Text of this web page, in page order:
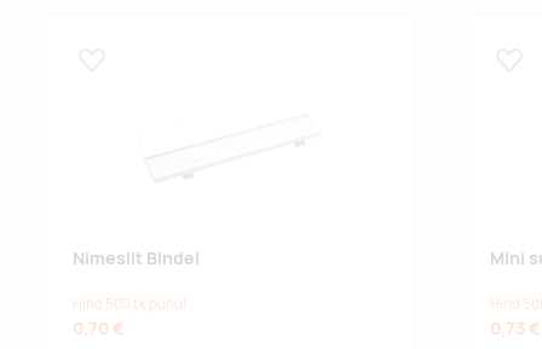
Nimesilt Bindel
Hind 500 tk puhul
0,70 €
Mini
Hind
0,73 €